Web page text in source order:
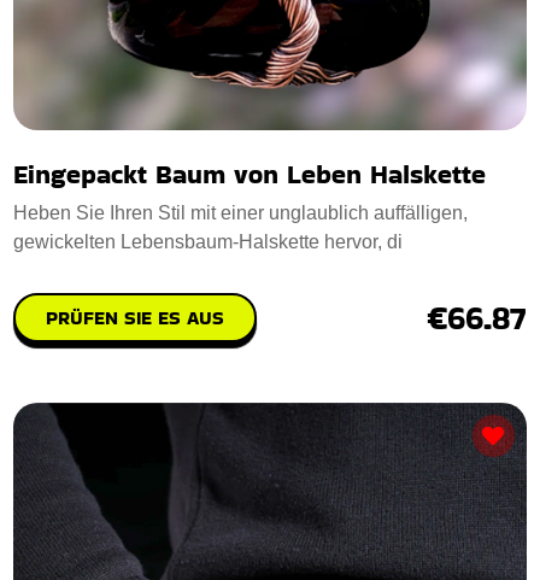
Eingepackt Baum von Leben Halskette
Heben Sie Ihren Stil mit einer unglaublich auffälligen,
gewickelten Lebensbaum-Halskette hervor, di
PRÜFEN SIE ES AUS €66.87